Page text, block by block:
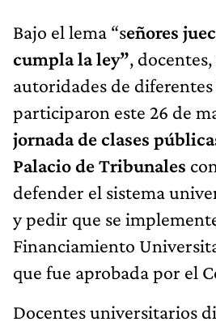
Bajo el lema “señores
cumpla la ley”,
autoridades de
participaron este 26 de
jornada de clases
Palacio de Tribunales
defender el sistema
y pedir que se
Financiamiento
que fue aprobada por el
Docentes universitarios